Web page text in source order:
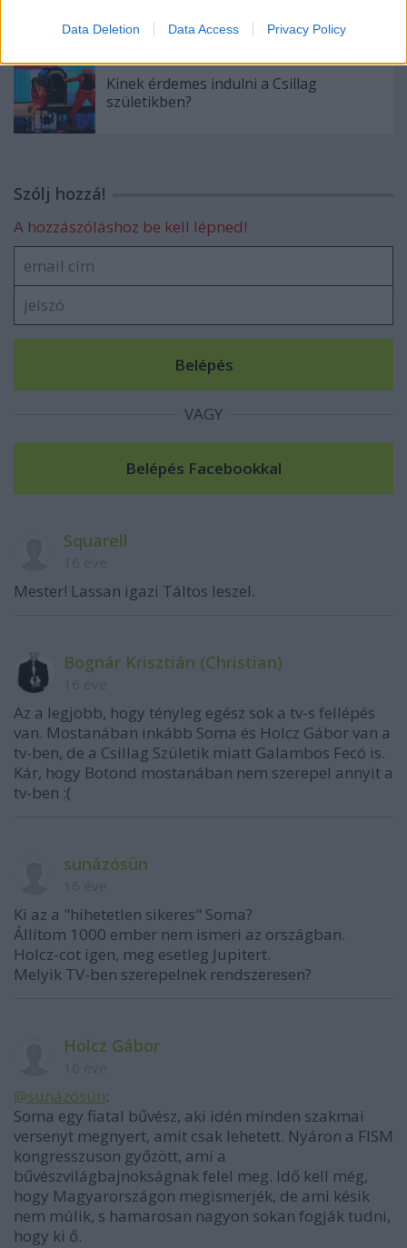
Data Deletion Data Access Privacy Policy
Kinek érdemes indulni a Csillag
születikben?
Szólj hozzá!
A hozzászóláshoz be kell lépned!
VAGY
Squarell
Mester! Lassan igazi Táltos leszel.
Bognár Krisztián (Christian)
Az a legjobb, hogy tényleg egész sok a tv-s fellépés
van. Mostanában inkább Soma és Holcz Gábor van a
tv-ben, de a Csillag Születik miatt Galambos Fecó is.
Kár, hogy Botond mostanában nem szerepel annyit a
tv-ben :(
sunázósün
Ki az a "hihetetlen sikeres" Soma?
Állítom 1000 ember nem ismeri az országban.
Holcz-cot igen, meg esetleg Jupitert.
Melyik TV-ben szerepelnek rendszeresen?
Holcz Gábor
@sunázósün:
Soma egy fiatal bűvész, aki idén minden szakmai
versenyt megnyert, amit csak lehetett. Nyáron a FISM
kongresszuson győzött, ami a
bűvészvilágbajnokságnak felel meg. Idő kell még,
hogy Magyarországon megismerjék, de ami késik
nem múlik, s hamarosan nagyon sokan fogják tudni,
hogy ki ő.